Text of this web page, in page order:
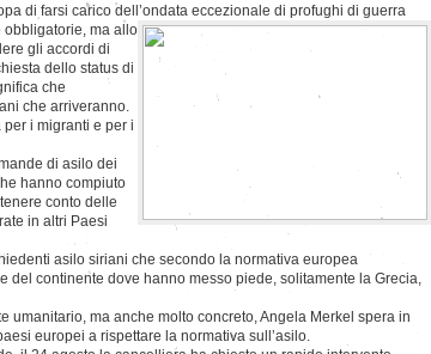
di farsi carico dell’ondata eccezionale di profughi di guerra
obbligatorie, ma allo
gli accordi di
dello status di
che
che arriveranno.
i migranti e per i
di asilo dei
hanno compiuto
conto delle
in altri Paesi
asilo siriani che secondo la normativa europea
del continente dove hanno messo piede, solitamente la Grecia,
umanitario, ma anche molto concreto, Angela Merkel spera in
europei a rispettare la normativa sull’asilo.